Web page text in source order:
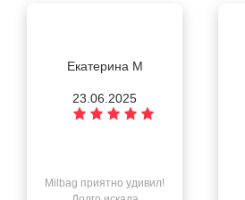
Екатерина М
23.06.2025
Milbag приятно удивил!